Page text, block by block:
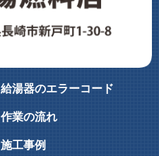
給湯器のエラーコード
作業の流れ
施工事例